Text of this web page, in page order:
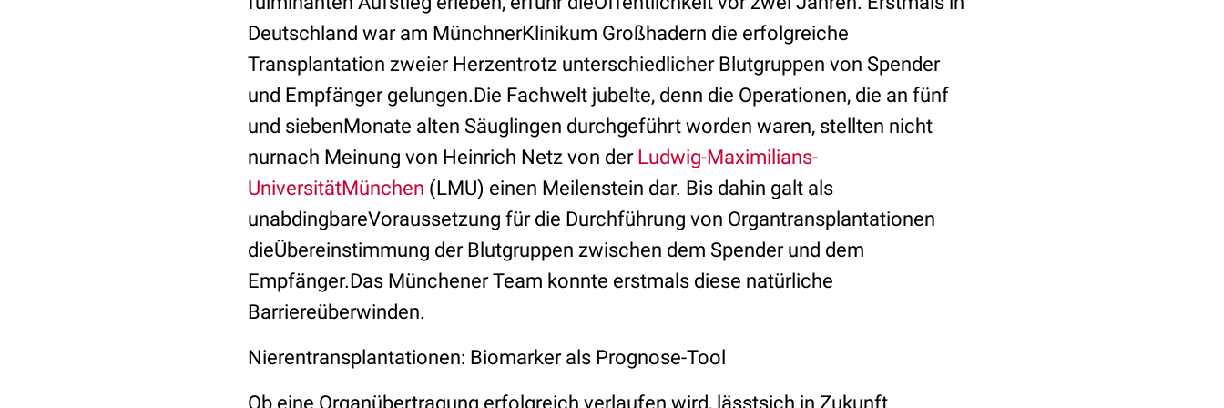
Deutschland war am MünchnerKlinikum Großhadern die erfolgreiche
Transplantation zweier Herzentrotz unterschiedlicher Blutgruppen von Spender
und Empfänger gelungen.Die Fachwelt jubelte, denn die Operationen, die an fünf
und siebenMonate alten Säuglingen durchgeführt worden waren, stellten nicht
nurnach Meinung von Heinrich Netz von der Ludwig-Maximilians-
UniversitätMünchen (LMU) einen Meilenstein dar. Bis dahin galt als
unabdingbareVoraussetzung für die Durchführung von Organtransplantationen
dieÜbereinstimmung der Blutgruppen zwischen dem Spender und dem
Empfänger.Das Münchener Team konnte erstmals diese natürliche
Barriereüberwinden.
Nierentransplantationen: Biomarker als Prognose-Tool
Ob eine Organübertragung erfolgreich verlaufen wird, lässtsich in Zukunft